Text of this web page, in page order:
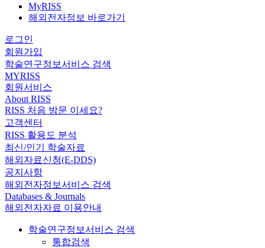
MyRISS
해외전자정보 바로가기
로그인
회원가입
학술연구정보서비스 검색
MYRISS
회원서비스
About RISS
RISS 처음 방문 이세요?
고객센터
RISS 활용도 분석
최신/인기 학술자료
해외자료신청(E-DDS)
공지사항
해외전자정보서비스 검색
Databases & Journals
해외전자자료 이용안내
학술연구정보서비스 검색
통합검색